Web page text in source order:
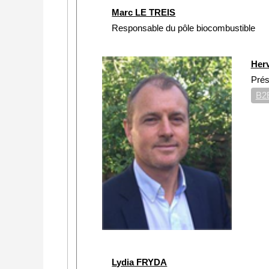
Marc LE TREIS
Responsable du pôle biocombustible
Lydia FRYDA